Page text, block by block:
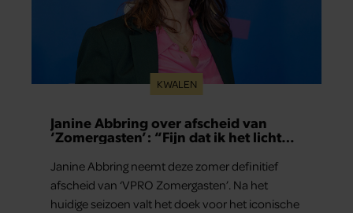
KWALEN
Janine Abbring over afscheid van
‘Zomergasten’: “Fijn dat ik het licht
Janine Abbring neemt deze zomer definitief
afscheid van ‘VPRO Zomergasten’. Na het
huidige seizoen valt het doek voor het iconische